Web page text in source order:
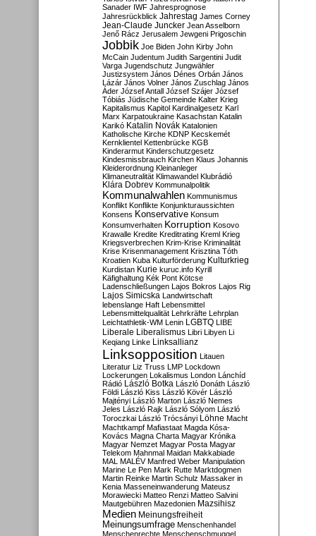
Sanader IWF Jahresprognose
Jahresrückblick Jahrestag James Corney
Jean-Claude Juncker Jean Asselborn
Jenő Rácz Jerusalem Jewgeni Prigoschin
Jobbik Joe Biden John Kirby John
McCain Judentum Judith Sargentini Judit
Varga Jugendschutz Jungwähler
Justizsystem János Dénes Orbán János
Lázár János Volner János Zuschlag János
Áder József Antall József Szájer József
Tóbiás Jüdische Gemeinde Kalter Krieg
Kapitalismus Kapitol Kardinalgesetz Karl
Marx Karpatoukraine Kasachstan Katalin
Karikó Katalin Novák Katalonien
Katholische Kirche KDNP Kecskemét
Kernklientel Kettenbrücke KGB
Kinderarmut Kinderschutzgesetz
Kindesmissbrauch Kirchen Klaus Johannis
Kleiderordnung Kleinanleger
Klimaneutralität Klimawandel Klubrádió
Klára Dobrev Kommunalpolitik
Kommunalwahlen Kommunismus
Konflikt Konflikte Konjunkturaussichten
Konsens Konservative Konsum
Konsumverhalten Korruption Kosovo
Krawalle Kredite Kreditrating Kreml Krieg
Kriegsverbrechen Krim-Krise Kriminalität
Krise Krisenmanagement Krisztina Tóth
Kroatien Kuba Kulturförderung Kulturkrieg
Kurdistan Kurie kuruc.info Kyrill
Käfighaltung Kék Pont Kötcse
Ladenschließungen Lajos Bokros Lajos Rig
Lajos Simicska Landwirtschaft
lebenslange Haft Lebensmittel
Lebensmittelqualität Lehrkräfte Lehrplan
Leichtathletik-WM Lenin LGBTQ LIBE
Liberale Liberalismus Libri Libyen Li
Keqiang Linke Linksallianz
Linksopposition Litauen
Literatur Liz Truss LMP Lockdown
Lockerungen Lokalismus London Lánchíd
Rádió
László Botka László Donáth László
Földi László Kiss László Kövér László
Majtényi László Marton László Nemes
Jeles László Rajk László Sólyom László
Toroczkai László Trócsányi Löhne Macht
Machtkampf Mafiastaat Magda Kósa-
Kovács Magna Charta Magyar Krónika
Magyar Nemzet Magyar Posta Magyar
Telekom Mahnmal Maidan Makkabiade
MAL MALÉV Manfred Weber Manipulation
Marine Le Pen Mark Rutte Marktdogmen
Martin Reinke Martin Schulz Massaker in
Kenia Masseneinwanderung Mateusz
Morawiecki Matteo Renzi Matteo Salvini
Mautgebühren Mazedonien Mazsihisz
Medien Meinungsfreiheit
Meinungsumfrage Menschenhandel
Menschenrechte Menschenschmuggel